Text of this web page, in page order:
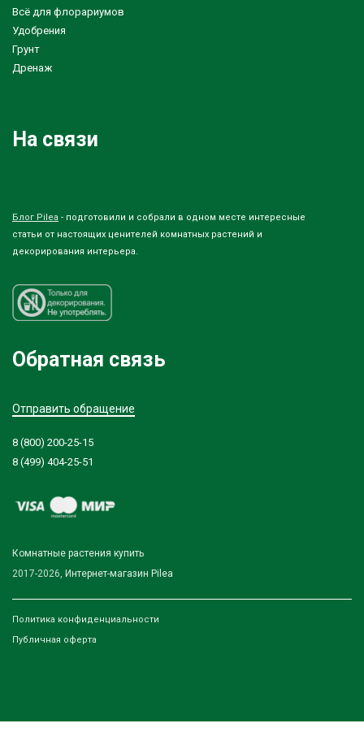
Всё для флорариумов
Удобрения
Грунт
Дренаж
На связи
Блог Pilea - подготовили и собрали в одном месте интересные
статьи от настоящих ценителей комнатных растений и
декорирования интерьера.
Обратная связь
Отправить обращение
8 (800) 200-25-15
8 (499) 404-25-51
Комнатные растения купить
2017-2026, Интернет-магазин Pilea
Политика конфиденциальности
Публичная оферта